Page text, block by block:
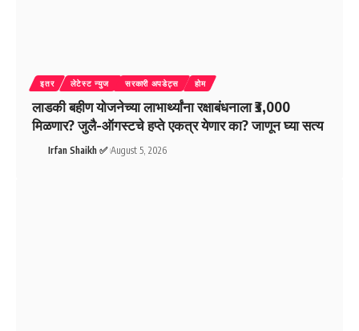
इतर लेटेस्ट न्युज सरकारी अपडेट्स होम
लाडकी बहीण योजनेच्या लाभार्थ्यांना रक्षाबंधनाला ₹3,000
मिळणार? जुलै-ऑगस्टचे हप्ते एकत्र येणार का? जाणून घ्या सत्य
Irfan Shaikh ✅ August 5, 2026